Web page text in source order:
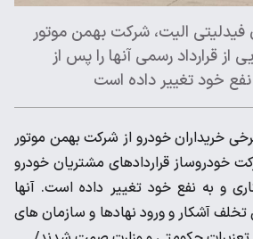
فیدلیتی الیت، شرکت بهمن موتور
از قرارداد رسمی آنها را پس از
خود تغییر داده است
خریداران خودرو از شرکت بهمن موتور
خودروساز قراردادهای مشتریان خودرو
و به نفع خود تغییر داده است. آنها
آشکار و ورود نهادها و سازمان های